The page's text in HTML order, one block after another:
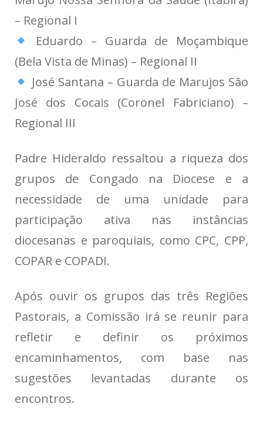
– Regional I
Eduardo – Guarda de Moçambique
(Bela Vista de Minas) – Regional II
José Santana – Guarda de Marujos São
José dos Cocais (Coronel Fabriciano) –
Regional III
Padre Hideraldo ressaltou a riqueza dos
grupos de Congado na Diocese e a
necessidade de uma unidade para
participação ativa nas instâncias
diocesanas e paroquiais, como CPC, CPP,
COPAR e COPADI.
Após ouvir os grupos das três Regiões
Pastorais, a Comissão irá se reunir para
refletir e definir os próximos
encaminhamentos, com base nas
sugestões levantadas durante os
encontros.